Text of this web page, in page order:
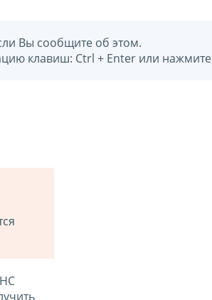
Вы сообщите об этом.
клавиш: Ctrl + Enter или нажмите